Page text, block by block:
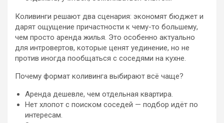
Коливинги решают два сценария: экономят бюджет и
дарят ощущение причастности к чему-то большему,
чем просто аренда жилья. Это особенно актуально
для интровертов, которые ценят уединение, но не
против иногда пообщаться с соседями на кухне.
Почему формат коливинга выбирают всё чаще?
Аренда дешевле, чем отдельная квартира.
Нет хлопот с поиском соседей — подбор идёт по
интересам.